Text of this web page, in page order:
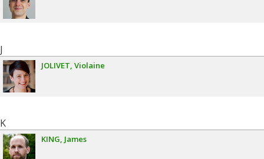
J
JOLIVET Violaine
K
KING James